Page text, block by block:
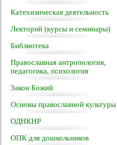
Катехизическая деятельность
Лекторий (курсы и семинары)
Библиотека
Православная антропология,
педагогика, психология
Закон Божий
Основы православной культуры
ОДНКНР
ОПК для дошкольников